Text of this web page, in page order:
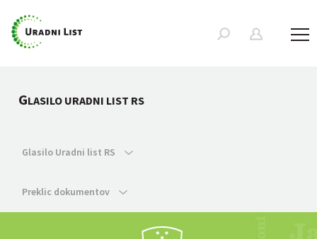
GLASILO URADNI LIST RS
Glasilo Uradni list RS
Preklic dokumentov